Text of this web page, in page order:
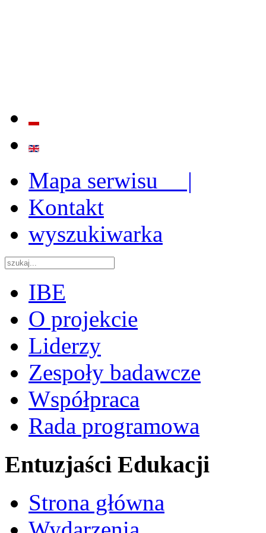
Mapa serwisu |
Kontakt
wyszukiwarka
IBE
O projekcie
Liderzy
Zespoły badawcze
Współpraca
Rada programowa
Entuzjaści Edukacji
Strona główna